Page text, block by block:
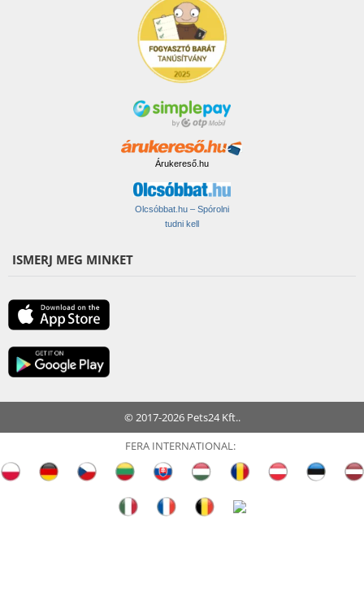
Árukereső.hu
Olcsóbbat.hu – Spórolni
tudni kell
ISMERJ MEG MINKET
© 2017-2026 Pets24 Kft..
FERA INTERNATIONAL: